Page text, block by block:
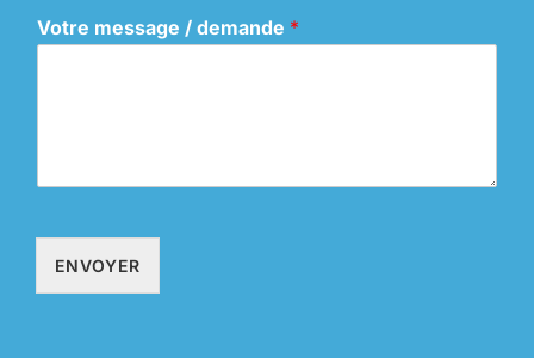
Votre message / demande *
ENVOYER